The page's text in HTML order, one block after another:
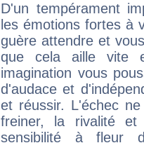
D'un tempérament
les émotions fortes à
guère attendre et
que cela aille vite
imagination vous
d'audace et
et réussir. L'échec
freiner, la rivalité et
sensibilité à fleur